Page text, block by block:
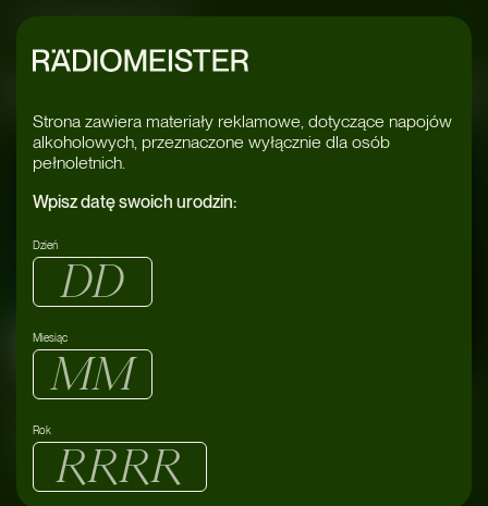
Strona zawiera materiały reklamowe, dotyczące napojów
alkoholowych, przeznaczone wyłącznie dla osób
pełnoletnich.
Wpisz datę swoich urodzin:
Dzień
Miesiąc
Rok
Radiomeister
#Kyau
06/07
2024
Kyau & Albert 4h Extended set
wydarzenia #Albert #Klub Transformator
#𝐊𝐲𝐚𝐮 & 𝐀𝐥𝐛𝐞𝐫𝐭
#Trance Music